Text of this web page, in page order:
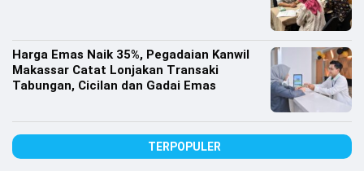
Copyright
Harga Emas Naik 35%, Pegadaian Kanwil
Makassar Catat Lonjakan Transaki
Tabungan, Cicilan dan Gadai Emas
TERPOPULER